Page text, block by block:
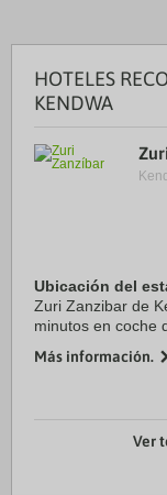
HOTELES
KENDWA
Ubicación del
Zuri Zanzibar de
minutos en coche
Mnemba y a 25,8
Más información.
Ver